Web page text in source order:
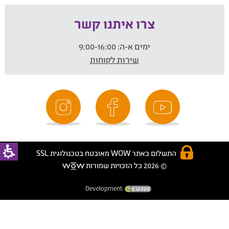
צרו איתנו קשר
ימים א-ה:
שירות לקוחות
התשלום באתר WOW מאובטח בטכנולוגית SSL
© 2026 כל הזכויות שמורות
Development: